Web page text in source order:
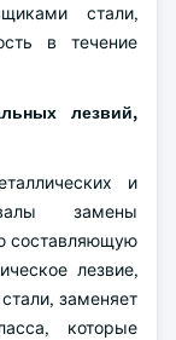
стали,
в течение
лезвий,
и
замены
составляющую
лезвие,
заменяет
которые